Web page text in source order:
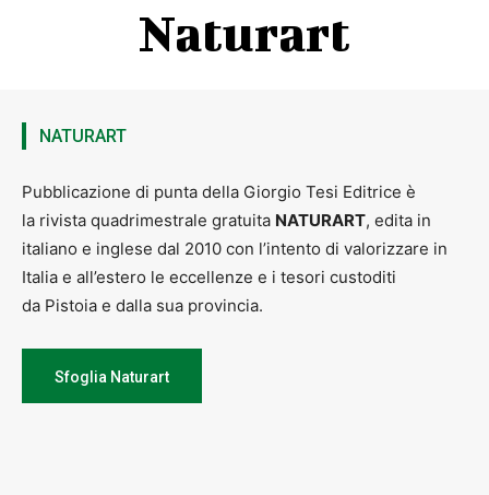
Naturart
NATURART
Pubblicazione di punta della Giorgio Tesi Editrice è
la rivista quadrimestrale gratuita NATURART, edita in
italiano e inglese dal 2010 con l’intento di valorizzare in
Italia e all’estero le eccellenze e i tesori custoditi
da Pistoia e dalla sua provincia.
Sfoglia Naturart